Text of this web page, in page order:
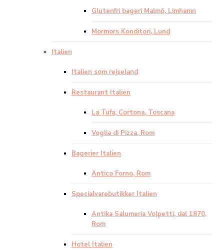
Glutenfri bageri Malmö, Limhamn
Mormors Konditori, Lund
Italien
Italien som rejseland
Restaurant Italien
La Tufa, Cortona, Toscana
Voglia di Pizza, Rom
Bagerier Italien
Antico Forno, Rom
Specialvarebutikker Italien
Antika Salumeria Volpetti, dal 1870,
Rom
Hotel Italien